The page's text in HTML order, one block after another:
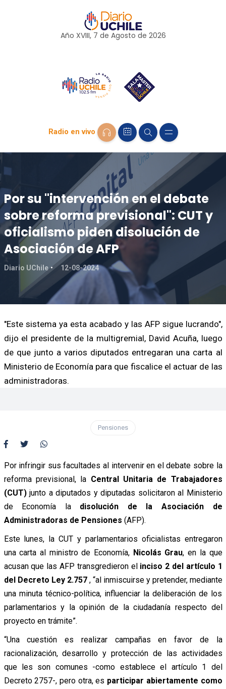
Año XVIII, 7 de Agosto de 2026
Radio en vivo
Por su "intervención en el debate
sobre reforma previsional": CUT y
oficialismo piden disolución de
Asociación de AFP
Diario UChile 12-08-2024
"Este sistema ya esta acabado y las AFP sigue lucrando",
dijo el presidente de la multigremial, David Acuña, luego
de que junto a varios diputados entregaran una carta al
Ministerio de Economía para que fiscalice el actuar de las
administradoras.
Pensiones
Por infringir sus facultades al intervenir en el debate sobre la
reforma previsional, la Central Unitaria de Trabajadores
(CUT)junto a diputados y diputadas solicitaron al Ministerio
de Economía ladisolución de la Asociación de
Administradoras de Pensiones (AFP).
Este lunes, la CUT y parlamentarios oficialistas entregaron
una carta al ministro de Economía, Nicolás Grau, en la que
acusan que las AFP transgredieron el inciso 2 del artículo 1
del Decreto Ley 2.757, “al inmiscuirse y pretender, mediante
una minuta técnico-política, influenciar la deliberación de los
parlamentarios y la opinión de la ciudadanía respecto del
proyecto en trámite”.
“Una cuestión es realizar campañas en favor de la
racionalización, desarrollo y protección de las actividades
que les son comunes -como establece el artículo 1 del
Decreto 2757-, pero otra, es participar abiertamente como